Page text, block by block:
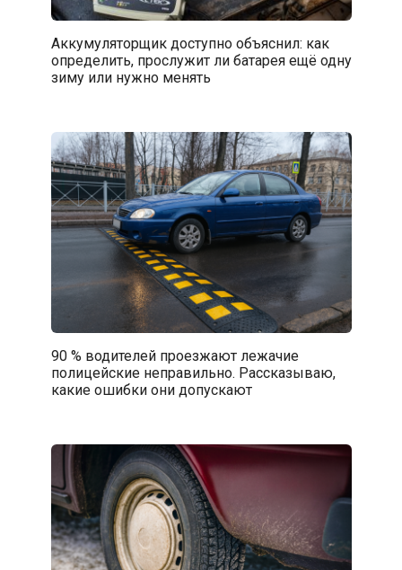
Аккумуляторщик доступно объяснил: как
определить, прослужит ли батарея ещё одну
зиму или нужно менять
90 % водителей проезжают лежачие
полицейские неправильно. Рассказываю,
какие ошибки они допускают